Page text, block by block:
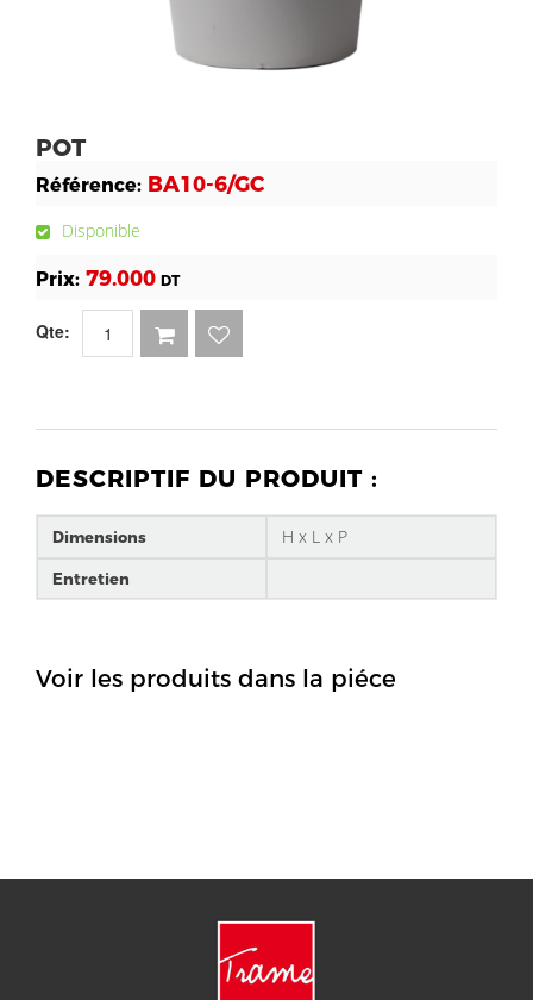
POT
Référence: BA10-6/GC
Disponible
Prix: 79.000 DT
Qte:
DESCRIPTIF DU PRODUIT :
Dimensions H x L x P
Entretien
Voir les produits dans la piéce